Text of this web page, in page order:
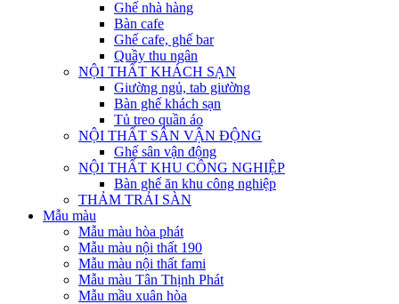
Ghế nhà hàng
Bàn cafe
Ghế cafe, ghế bar
Quầy thu ngân
NỘI THẤT KHÁCH SẠN
Giường ngủ, tab giường
Bàn ghế khách sạn
Tủ treo quần áo
NỘI THẤT SÂN VẬN ĐỘNG
Ghế sân vận động
NỘI THẤT KHU CÔNG NGHIỆP
Bàn ghế ăn khu công nghiệp
THẢM TRẢI SÀN
Mẫu màu
Mẫu màu hòa phát
Mẫu màu nội thất 190
Mẫu màu nội thất fami
Mẫu màu Tân Thịnh Phát
Mẫu mầu xuân hòa